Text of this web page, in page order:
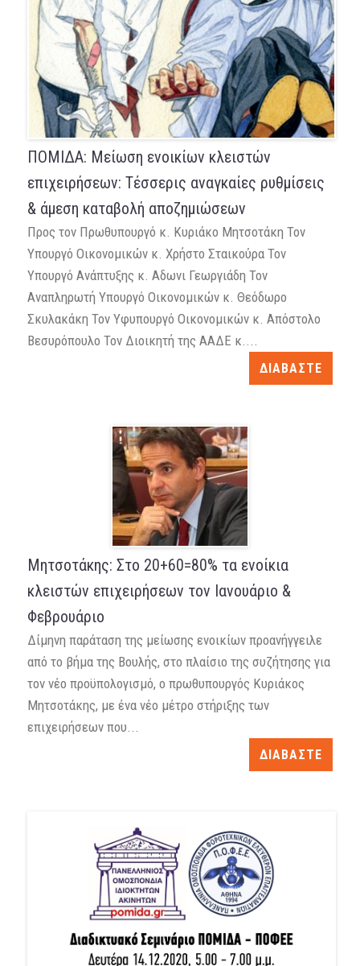
ΠΟΜΙΔΑ: Μείωση ενοικίων κλειστών
επιχειρήσεων: Τέσσερις αναγκαίες ρυθμίσεις
& άμεση καταβολή αποζημιώσεων
Προς τον Πρωθυπουργό κ. Κυριάκο Μητσοτάκη Τον
Υπουργό Οικονομικών κ. Χρήστο Σταικούρα Τον
Υπουργό Ανάπτυξης κ. Αδωνι Γεωργιάδη Τον
Αναπληρωτή Υπουργό Οικονομικών κ. Θεόδωρο
Σκυλακάκη Τον Υφυπουργό Οικονομικών κ. Απόστολο
Βεσυρόπουλο Τον Διοικητή της ΑΑΔΕ κ....
ΔΙΑΒΑΣΤΕ
Μητσοτάκης: Στο 20+60=80% τα ενοίκια
κλειστών επιχειρήσεων τον Ιανουάριο &
Φεβρουάριο
Δίμηνη παράταση της μείωσης ενοικίων προανήγγειλε
από το βήμα της Βουλής, στο πλαίσιο της συζήτησης για
τον νέο προϋπολογισμό, ο πρωθυπουργός Κυριάκος
Μητσοτάκης, με ένα νέο μέτρο στήριξης των
επιχειρήσεων που...
ΔΙΑΒΑΣΤΕ